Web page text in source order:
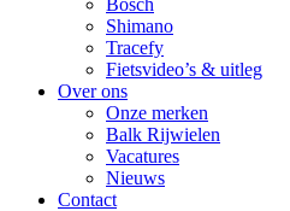
Bosch
Shimano
Tracefy
Fietsvideo’s & uitleg
Over ons
Onze merken
Balk Rijwielen
Vacatures
Nieuws
Contact